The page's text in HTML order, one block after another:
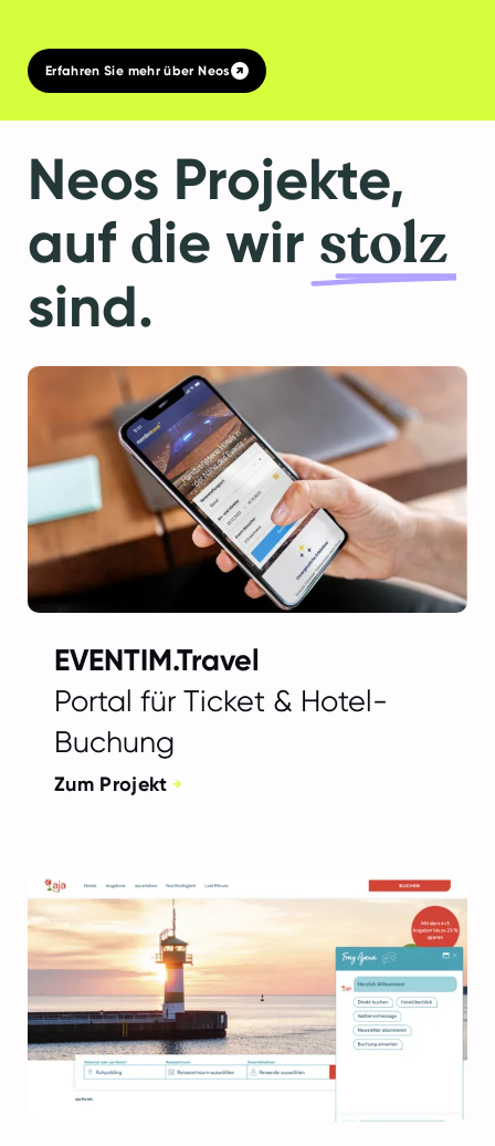
Erfahren Sie mehr über Neos
Neos Projekte,
auf die wir stolz
sind.
EVENTIM.Travel
Portal für Ticket & Hotel-
Buchung
Zum Projekt